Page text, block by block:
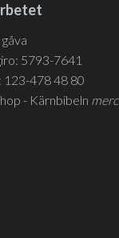
5793-7641
123-478 48 80
- Kärnbibeln